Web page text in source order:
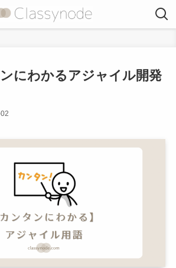
にわかるアジャイル開発